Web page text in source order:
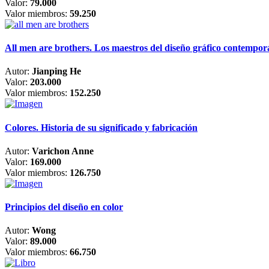
Valor: 79.000
Valor miembros: 59.250
All men are brothers. Los maestros del diseño gráfico
Autor: Jianping He
Valor: 203.000
Valor miembros: 152.250
Colores. Historia de su significado y fabricación
Autor: Varichon Anne
Valor: 169.000
Valor miembros: 126.750
Principios del diseño en color
Autor: Wong
Valor: 89.000
Valor miembros: 66.750